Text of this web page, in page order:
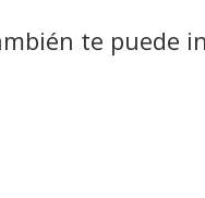
te puede